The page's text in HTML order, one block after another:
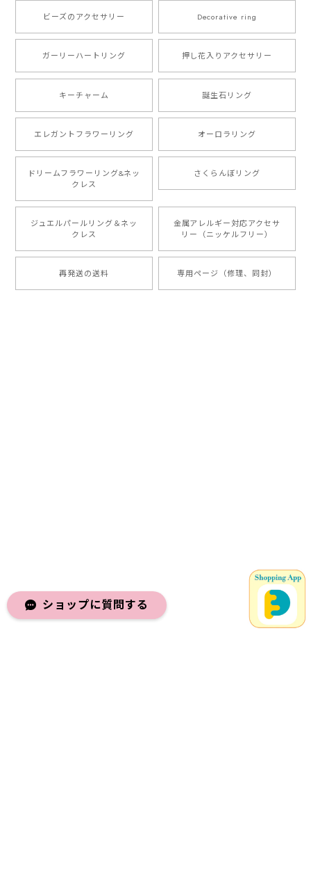
ビーズのアクセサリー Decorative ring
ガーリーハートリング 押し花入りアクセサリー
キーチャーム 誕生石リング
エレガントフラワーリング オーロラリング
ドリームフラワーリング&ネッ
クレス
さくらんぼリング
ジュエルパールリング＆ネッ
クレス
金属アレルギー対応アクセサ
リー（ニッケルフリー）
再発送の送料 専用ページ（修理、同封）
ショップに質問する